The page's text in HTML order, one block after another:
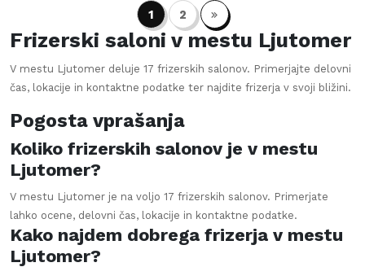
1 2
Frizerski saloni v mestu Ljutomer
V mestu Ljutomer deluje 17 frizerskih salonov. Primerjajte delovni
čas, lokacije in kontaktne podatke ter najdite frizerja v svoji bližini.
Pogosta vprašanja
Koliko frizerskih salonov je v mestu
Ljutomer?
V mestu Ljutomer je na voljo 17 frizerskih salonov. Primerjate
lahko ocene, delovni čas, lokacije in kontaktne podatke.
Kako najdem dobrega frizerja v mestu
Ljutomer?